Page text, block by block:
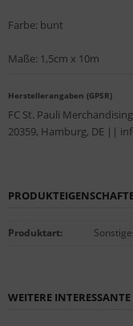
Farbe: bunt
Maße: 1,5cm x 10m
Herstellerangaben (GPSR)
FC St. Pauli
20359, Hamburg, DE ||
Produktart:
WEITERE